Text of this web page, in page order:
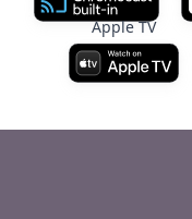
Apple TV